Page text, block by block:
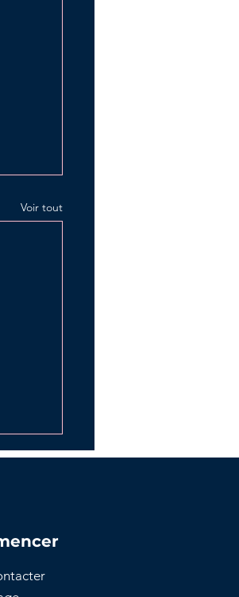
Voir tout